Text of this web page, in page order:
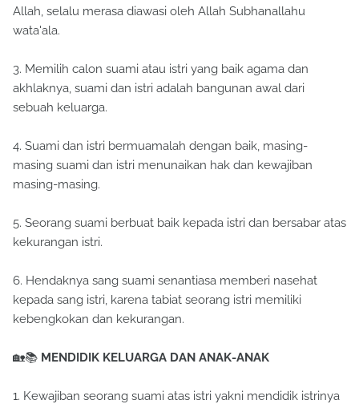
Allah, selalu merasa diawasi oleh Allah Subhanallahu
wata'ala.
3. Memilih calon suami atau istri yang baik agama dan
akhlaknya, suami dan istri adalah bangunan awal dari
sebuah keluarga.
4. Suami dan istri bermuamalah dengan baik, masing-
masing suami dan istri menunaikan hak dan kewajiban
masing-masing.
5. Seorang suami berbuat baik kepada istri dan bersabar atas
kekurangan istri.
6. Hendaknya sang suami senantiasa memberi nasehat
kepada sang istri, karena tabiat seorang istri memiliki
kebengkokan dan kekurangan.
🏡📚 MENDIDIK KELUARGA DAN ANAK-ANAK
1. Kewajiban seorang suami atas istri yakni mendidik istrinya